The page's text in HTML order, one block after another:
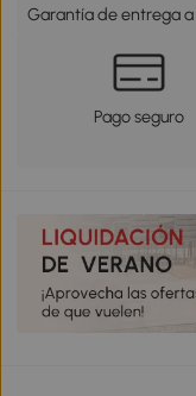
Garantía de entrega
Pago seguro